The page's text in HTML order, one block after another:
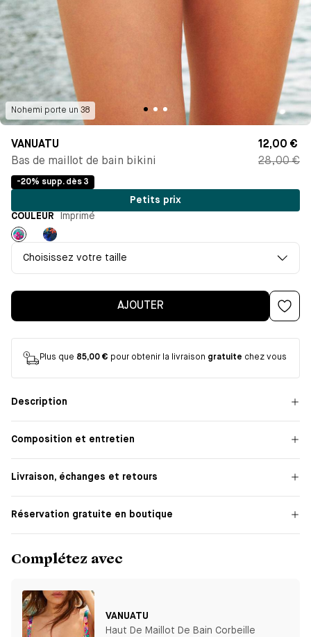
Nohemi porte un 38
VANUATU
Bas de maillot de bain bikini
12,00 €
28,00 €
-20% supp. dès 3
Petits prix
COULEUR
Imprimé
ImpriméImprimé
Choisissez votre taille
AJOUTER
Plus que 85,00 € pour obtenir la livraison gratuite chez vous
Description
Composition et entretien
Livraison, échanges et retours
Réservation gratuite en boutique
Complétez avec
VANUATU
Haut De Maillot De Bain Corbeille